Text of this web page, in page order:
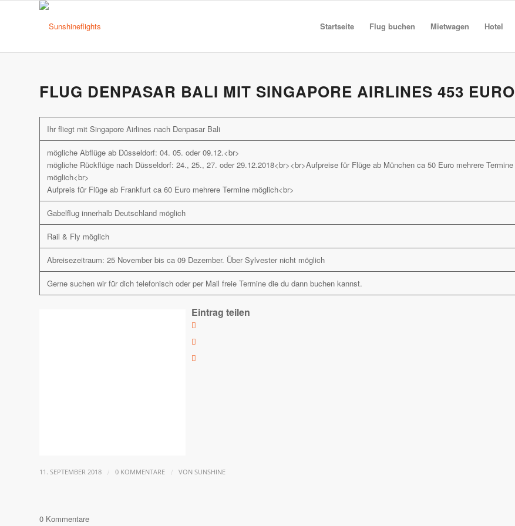
Startseite Flug buchen Mietwagen Hotel
FLUG DENPASAR BALI MIT SINGAPORE AIRLINES 453 EURO
Ihr fliegt mit Singapore Airlines nach Denpasar Bali
mögliche Abflüge ab Düsseldorf: 04. 05. oder 09.12.<br>
mögliche Rückflüge nach Düsseldorf: 24., 25., 27. oder 29.12.2018<br><br>Aufpreise für Flüge ab München ca 50 Euro mehrere Termine
möglich<br>
Aufpreis für Flüge ab Frankfurt ca 60 Euro mehrere Termine möglich<br>
Gabelflug innerhalb Deutschland möglich
Rail & Fly möglich
Abreisezeitraum: 25 November bis ca 09 Dezember. Über Sylvester nicht möglich
Gerne suchen wir für dich telefonisch oder per Mail freie Termine die du dann buchen kannst.
11. SEPTEMBER 2018 / 0 KOMMENTARE / VON SUNSHINE
Eintrag teilen
0 Kommentare